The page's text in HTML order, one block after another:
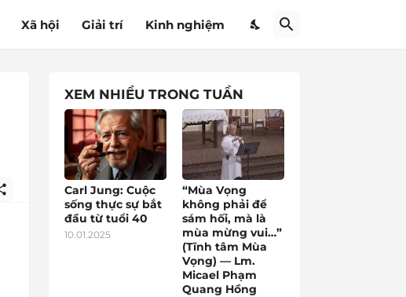
Xã hội Giải trí Kinh nghiệm
XEM NHIỀU TRONG TUẦN
Carl Jung: Cuộc
sống thực sự bắt
đầu từ tuổi 40
10.01.2025
“Mùa Vọng
không phải để
sám hối, mà là
mùa mừng vui…”
(Tĩnh tâm Mùa
Vọng) — Lm.
Micael Phạm
Quang Hồng